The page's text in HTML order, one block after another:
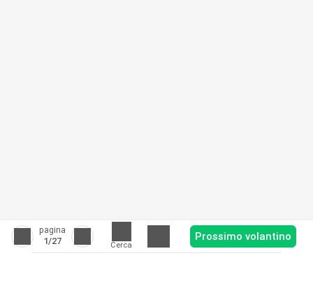
pagina
1/27 Cerca
Prossimo volantino